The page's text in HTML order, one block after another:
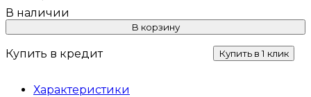
В корзину
Купить в кредит Купить в 1 клик
Характеристики